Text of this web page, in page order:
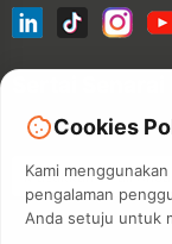
Cookies
Kami
pengalaman
Anda setuju untuk